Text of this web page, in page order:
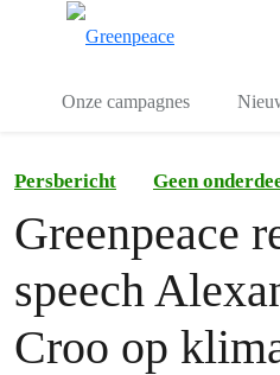
Onze campagnes
Persbericht Geen
Greenpeace
speech
Croo op